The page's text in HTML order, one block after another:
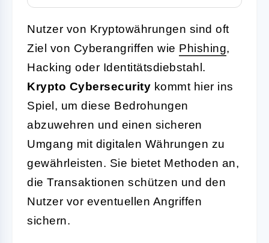
Nutzer von Kryptowährungen sind oft
Ziel von Cyberangriffen wie Phishing,
Hacking oder Identitätsdiebstahl.
Krypto Cybersecurity kommt hier ins
Spiel, um diese Bedrohungen
abzuwehren und einen sicheren
Umgang mit digitalen Währungen zu
gewährleisten. Sie bietet Methoden an,
die Transaktionen schützen und den
Nutzer vor eventuellen Angriffen
sichern.